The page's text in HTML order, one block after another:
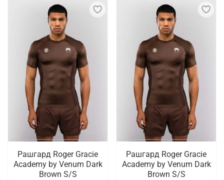
Рашгард Roger Gracie
Academy by Venum Dark
Brown S/S
Рашгард Roger Gracie
Academy by Venum Dark
Brown S/S